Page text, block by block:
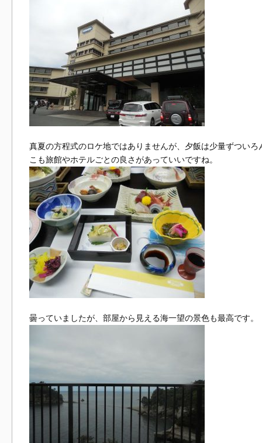
真夏の方程式のロケ地ではありませんが、夕飯は少量ずつい
こも旅館やホテルごとの良さがあっていいですね。
曇っていましたが、部屋から見える海一望の景色も最高です。